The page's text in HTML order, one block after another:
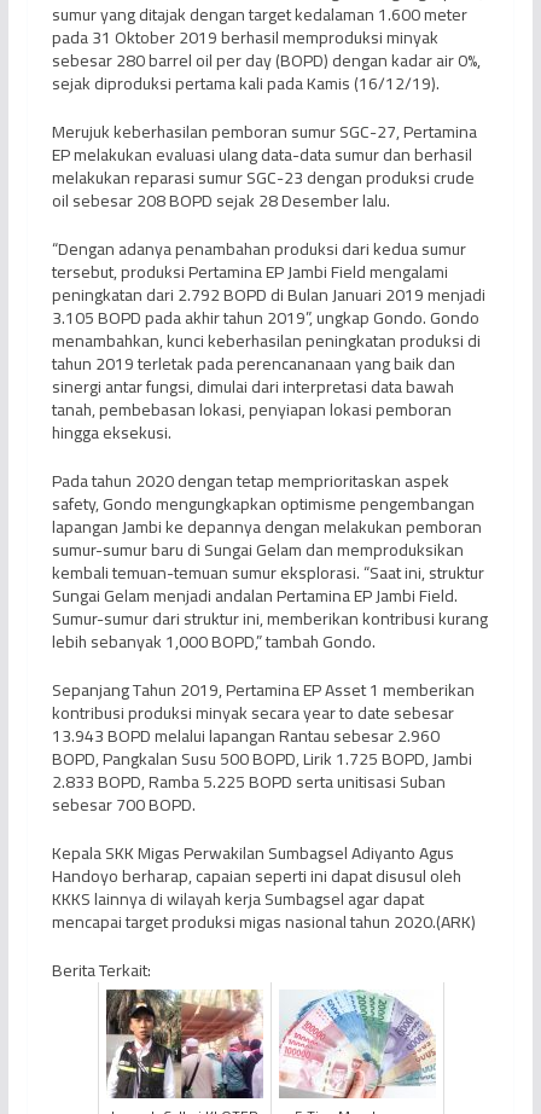
sumur yang ditajak dengan target kedalaman 1.600 meter
pada 31 Oktober 2019 berhasil memproduksi minyak
sebesar 280 barrel oil per day (BOPD) dengan kadar air 0%,
sejak diproduksi pertama kali pada Kamis (16/12/19).
Merujuk keberhasilan pemboran sumur SGC-27, Pertamina
EP melakukan evaluasi ulang data-data sumur dan berhasil
melakukan reparasi sumur SGC-23 dengan produksi crude
oil sebesar 208 BOPD sejak 28 Desember lalu.
“Dengan adanya penambahan produksi dari kedua sumur
tersebut, produksi Pertamina EP Jambi Field mengalami
peningkatan dari 2.792 BOPD di Bulan Januari 2019 menjadi
3.105 BOPD pada akhir tahun 2019”, ungkap Gondo. Gondo
menambahkan, kunci keberhasilan peningkatan produksi di
tahun 2019 terletak pada perencananaan yang baik dan
sinergi antar fungsi, dimulai dari interpretasi data bawah
tanah, pembebasan lokasi, penyiapan lokasi pemboran
hingga eksekusi.
Pada tahun 2020 dengan tetap memprioritaskan aspek
safety, Gondo mengungkapkan optimisme pengembangan
lapangan Jambi ke depannya dengan melakukan pemboran
sumur-sumur baru di Sungai Gelam dan memproduksikan
kembali temuan-temuan sumur eksplorasi. “Saat ini, struktur
Sungai Gelam menjadi andalan Pertamina EP Jambi Field.
Sumur-sumur dari struktur ini, memberikan kontribusi kurang
lebih sebanyak 1,000 BOPD,” tambah Gondo.
Sepanjang Tahun 2019, Pertamina EP Asset 1 memberikan
kontribusi produksi minyak secara year to date sebesar
13.943 BOPD melalui lapangan Rantau sebesar 2.960
BOPD, Pangkalan Susu 500 BOPD, Lirik 1.725 BOPD, Jambi
2.833 BOPD, Ramba 5.225 BOPD serta unitisasi Suban
sebesar 700 BOPD.
Kepala SKK Migas Perwakilan Sumbagsel Adiyanto Agus
Handoyo berharap, capaian seperti ini dapat disusul oleh
KKKS lainnya di wilayah kerja Sumbagsel agar dapat
mencapai target produksi migas nasional tahun 2020.(ARK)
Berita Terkait: